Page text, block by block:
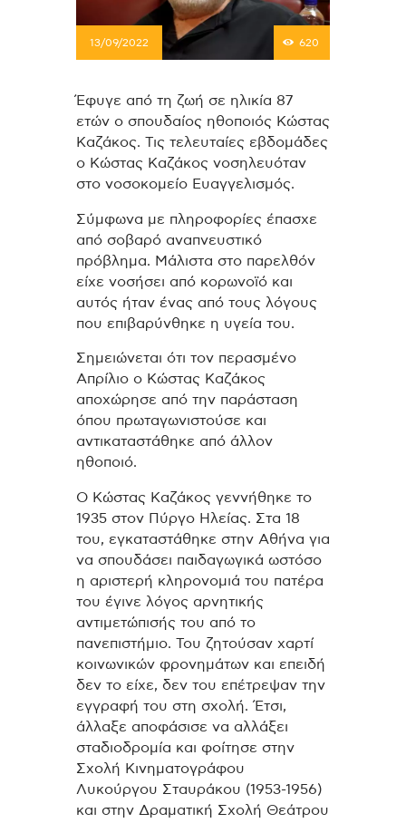
13/09/2022 620
Έφυγε από τη ζωή σε ηλικία 87
ετών ο σπουδαίος ηθοποιός Κώστας
Καζάκος. Τις τελευταίες εβδομάδες
ο Κώστας Καζάκος νοσηλευόταν
στο νοσοκομείο Ευαγγελισμός.
Σύμφωνα με πληροφορίες έπασχε
από σοβαρό αναπνευστικό
πρόβλημα. Μάλιστα στο παρελθόν
είχε νοσήσει από κορωνοϊό και
αυτός ήταν ένας από τους λόγους
που επιβαρύνθηκε η υγεία του.
Σημειώνεται ότι τον περασμένο
Απρίλιο ο Κώστας Καζάκος
αποχώρησε από την παράσταση
όπου πρωταγωνιστούσε και
αντικαταστάθηκε από άλλον
ηθοποιό.
Ο Κώστας Καζάκος γεννήθηκε το
1935 στον Πύργο Ηλείας. Στα 18
του, εγκαταστάθηκε στην Αθήνα για
να σπουδάσει παιδαγωγικά ωστόσο
η αριστερή κληρονομιά του πατέρα
του έγινε λόγος αρνητικής
αντιμετώπισής του από το
πανεπιστήμιο. Του ζητούσαν χαρτί
κοινωνικών φρονημάτων και επειδή
δεν το είχε, δεν του επέτρεψαν την
εγγραφή του στη σχολή. Έτσι,
άλλαξε αποφάσισε να αλλάξει
σταδιοδρομία και φοίτησε στην
Σχολή Κινηματογράφου
Λυκούργου Σταυράκου (1953-1956)
και στην Δραματική Σχολή Θεάτρου